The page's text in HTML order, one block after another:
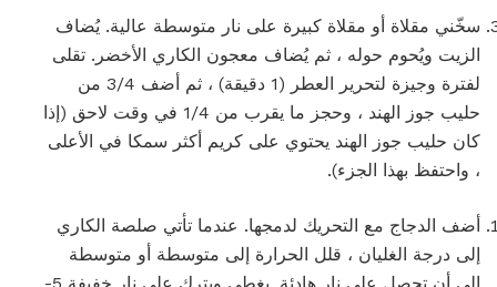
سخّني مقلاة أو مقلاة كبيرة على نار متوسطة عالية. يُضاف
الزيت ويُحوم حوله ، ثم يُضاف معجون الكاري الأخضر. تقلى
لفترة وجيزة لتحرير العطر (1 دقيقة) ، ثم أضف 3/4 من
حليب جوز الهند ، وحجز ما يقرب من 1/4 في وقت لاحق (إذا
كان حليب جوز الهند يحتوي على كريم أكثر سمكا في الأعلى
، واحتفظ بهذا الجزء).
أضف الدجاج مع التحريك لدمجها. عندما تأتي صلصة الكاري
إلى درجة الغليان ، قلل الحرارة إلى متوسطة أو متوسطة
إلى أن تحصل على نار هادئة. يغطى ويترك على نار خفيفة 5-